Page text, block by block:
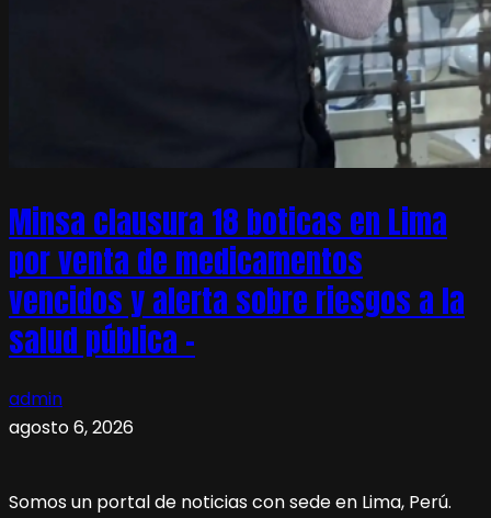
Minsa clausura 18 boticas en Lima
por venta de medicamentos
vencidos y alerta sobre riesgos a la
salud pública –
admin
agosto 6, 2026
Somos un portal de noticias con sede en Lima, Perú.